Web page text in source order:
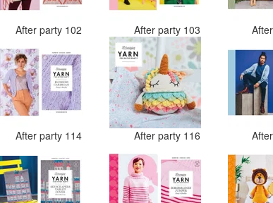
After party 102 After party 103
After party 114 After party 116